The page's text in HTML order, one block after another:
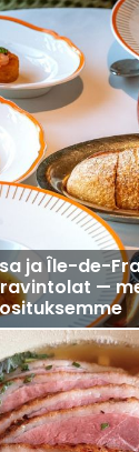
ja Île-de-
—